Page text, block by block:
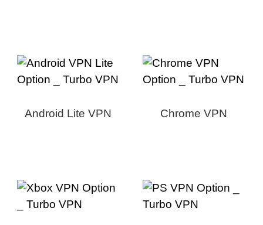
Android Lite VPN Chrome VPN